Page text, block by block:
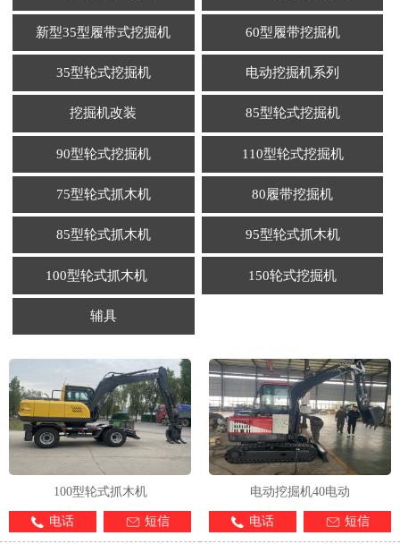
1 3 4
新型35型履带式挖掘机 60型履带挖掘机
35型轮式挖掘机 电动挖掘机系列
挖掘机改装 85型轮式挖掘机
90型轮式挖掘机 110型轮式挖掘机
75型轮式抓木机 80履带挖掘机
85型轮式抓木机 95型轮式抓木机
100型轮式抓木机 150轮式挖掘机
辅具
100型轮式抓木机
电话 短信
电动挖掘机40电动
电话 短信